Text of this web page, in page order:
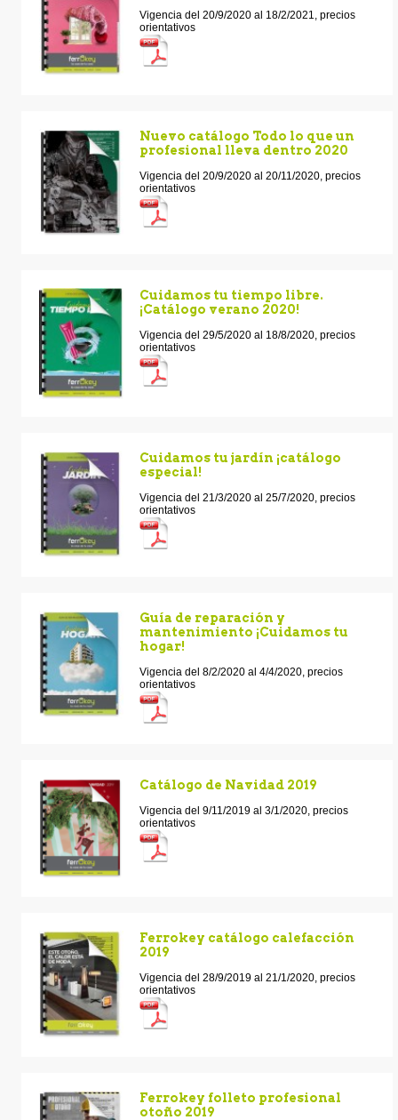
Vigencia del 20/9/2020 al 18/2/2021, precios
orientativos
Nuevo catálogo Todo lo que un
profesional lleva dentro 2020
Vigencia del 20/9/2020 al 20/11/2020, precios
orientativos
Cuidamos tu tiempo libre.
¡Catálogo verano 2020!
Vigencia del 29/5/2020 al 18/8/2020, precios
orientativos
Cuidamos tu jardín ¡catálogo
especial!
Vigencia del 21/3/2020 al 25/7/2020, precios
orientativos
Guía de reparación y
mantenimiento ¡Cuidamos tu
hogar!
Vigencia del 8/2/2020 al 4/4/2020, precios
orientativos
Catálogo de Navidad 2019
Vigencia del 9/11/2019 al 3/1/2020, precios
orientativos
Ferrokey catálogo calefacción
2019
Vigencia del 28/9/2019 al 21/1/2020, precios
orientativos
Ferrokey folleto profesional
otoño 2019